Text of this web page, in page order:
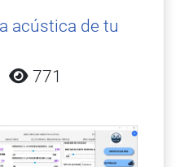
acústica de tu
771